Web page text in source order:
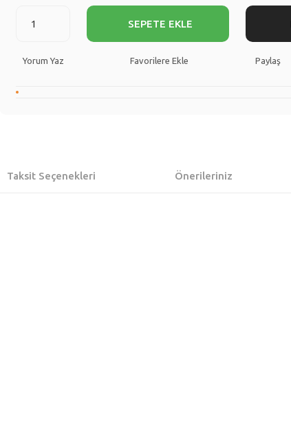
SEPETE EKLE
Yorum Yaz Paylaş
Taksit Seçenekleri Önerileriniz